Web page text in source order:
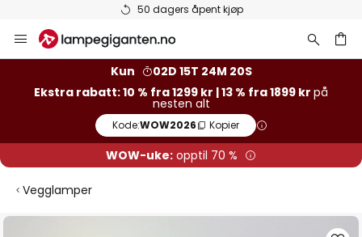
50 dagers åpent kjøp
Hopp
til
Kun
02D 15T 24M 20S
Ekstra rabatt: 10 % fra 1299 kr | 13 % fra 1899 kr på
nesten alt
Kode:WOW2026 Kopier
WOW-uke: opptil 70 %
Vegglamper
Gå